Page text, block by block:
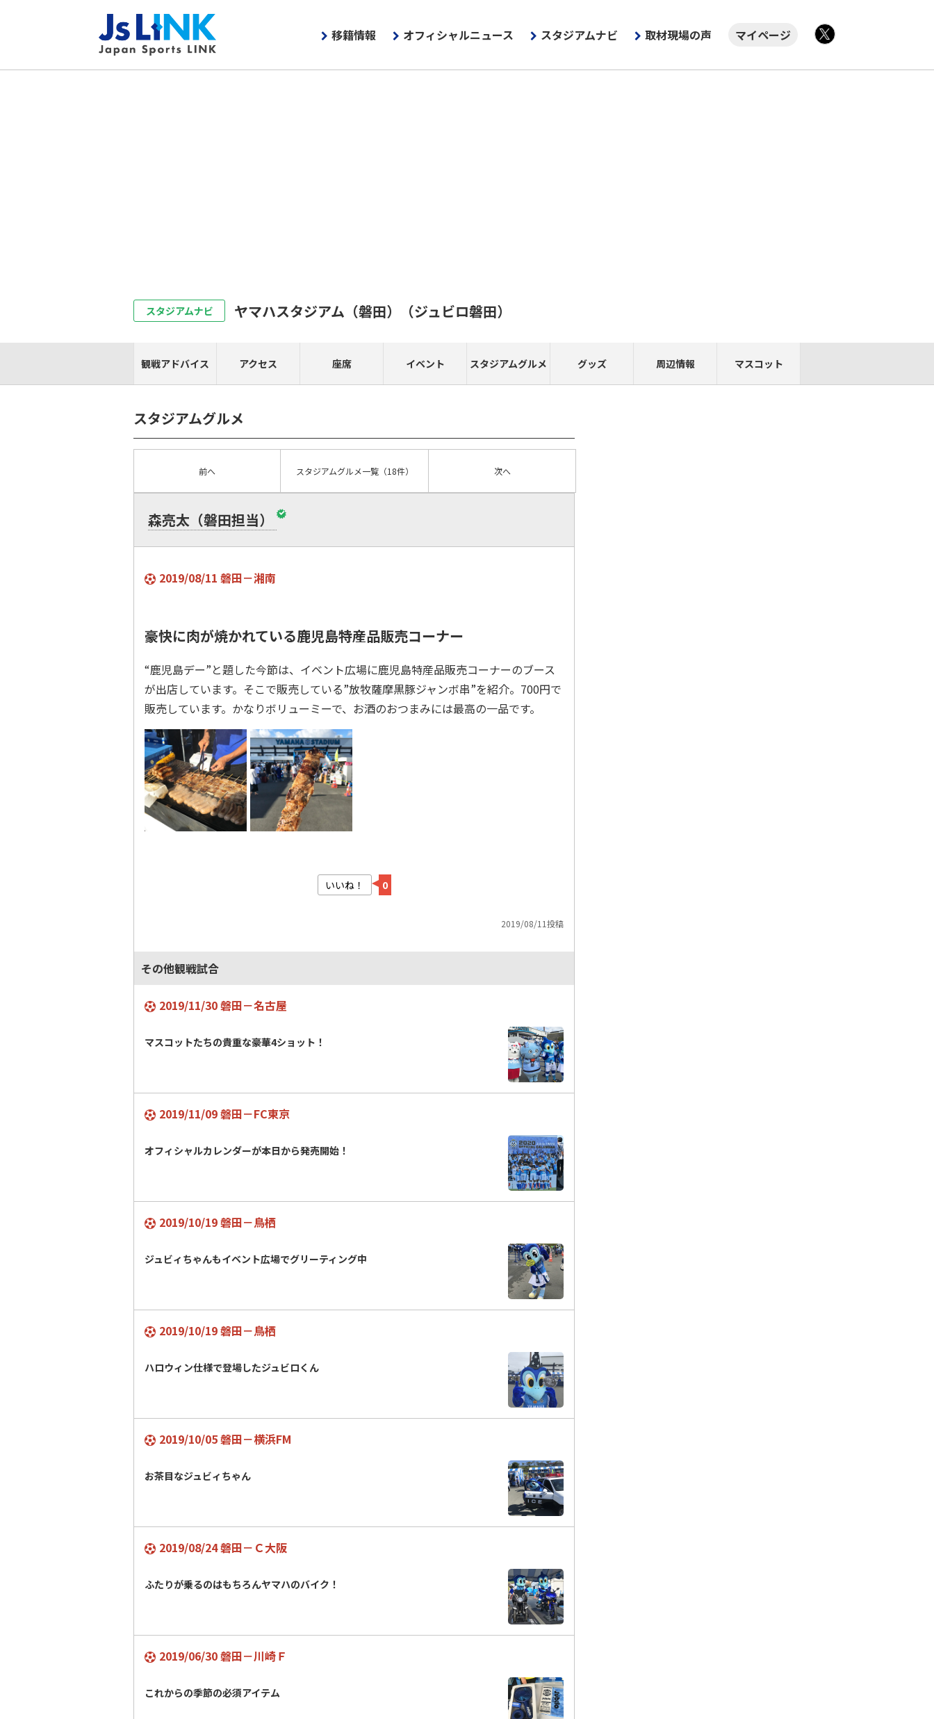
移籍情報 オフィシャルニュース スタジアムナビ 取材現場の声
マイページ
スタジアムナビ ヤマハスタジアム（磐田） （ジュビロ磐田）
観戦アドバイス アクセス 座席 イベント スタジアムグルメ グッズ 周辺情報 マスコット
スタジアムグルメ
前へ スタジアムグルメ一覧（18件） 次へ
森亮太（磐田担当）
2019/08/11 磐田－湘南
豪快に肉が焼かれている鹿児島特産品販売コーナー
“鹿児島デー”と題した今節は、イベント広場に鹿児島特産品販売コーナーのブース
が出店しています。そこで販売している”放牧薩摩黒豚ジャンボ串”を紹介。700円で
販売しています。かなりボリューミーで、お酒のおつまみには最高の一品です。
いいね！ 0
2019/08/11投稿
その他観戦試合
2019/11/30 磐田－名古屋
マスコットたちの貴重な豪華4ショット！
2019/11/09 磐田－FC東京
オフィシャルカレンダーが本日から発売開始！
2019/10/19 磐田－鳥栖
ジュビィちゃんもイベント広場でグリーティング中
2019/10/19 磐田－鳥栖
ハロウィン仕様で登場したジュビロくん
2019/10/05 磐田－横浜FM
お茶目なジュビィちゃん
2019/08/24 磐田－Ｃ大阪
ふたりが乗るのはもちろんヤマハのバイク！
2019/06/30 磐田－川崎Ｆ
これからの季節の必須アイテム